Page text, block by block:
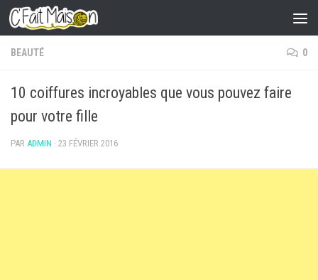
Skip to content
BEAUTÉ 0
10 coiffures incroyables que vous pouvez faire
pour votre fille
PAR ADMIN · 23 FÉVRIER 2016